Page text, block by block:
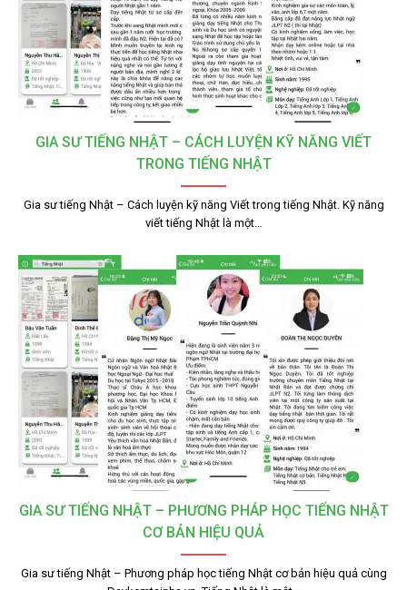
GIA SƯ TIẾNG NHẬT – CÁCH LUYỆN KỸ NĂNG VIẾT
TRONG TIẾNG NHẬT
Gia sư tiếng Nhật – Cách luyện kỹ năng Viết trong tiếng Nhật. Kỹ năng
viết tiếng Nhật là một…
GIA SƯ TIẾNG NHẬT – PHƯƠNG PHÁP HỌC TIẾNG NHẬT
CƠ BẢN HIỆU QUẢ
Gia sư tiếng Nhật – Phương pháp học tiếng Nhật cơ bản hiệu quả cùng